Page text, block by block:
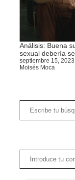
Análisis: Buena
sexual debería
septiembre 15, 2023
Moisés Moca